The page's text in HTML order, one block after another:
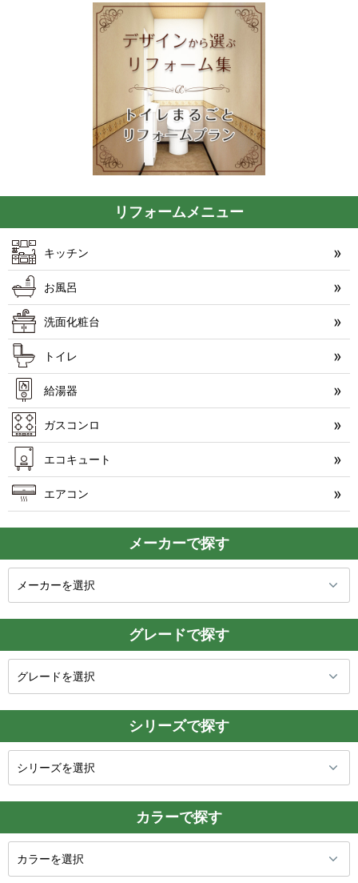
リフォームメニュー
キッチン
お風呂
洗面化粧台
トイレ
給湯器
ガスコンロ
エコキュート
エアコン
メーカーで探す
グレードで探す
シリーズで探す
カラーで探す